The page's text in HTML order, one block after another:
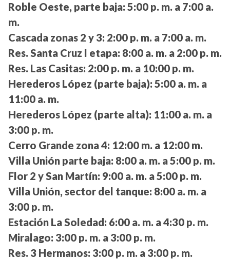
Roble Oeste, parte baja: 5:00 p. m. a 7:00 a.
m.
Cascada zonas 2 y 3: 2:00 p. m. a 7:00 a. m.
Res. Santa Cruz I etapa: 8:00 a. m. a 2:00 p. m.
Res. Las Casitas: 2:00 p. m. a 10:00 p. m.
Herederos López (parte baja): 5:00 a. m. a
11:00 a. m.
Herederos López (parte alta): 11:00 a. m. a
3:00 p. m.
Cerro Grande zona 4: 12:00 m. a 12:00 m.
Villa Unión parte baja: 8:00 a. m. a 5:00 p. m.
Flor 2 y San Martín: 9:00 a. m. a 5:00 p. m.
Villa Unión, sector del tanque: 8:00 a. m. a
3:00 p. m.
Estación La Soledad: 6:00 a. m. a 4:30 p. m.
Miralago: 3:00 p. m. a 3:00 p. m.
Res. 3 Hermanos: 3:00 p. m. a 3:00 p. m.